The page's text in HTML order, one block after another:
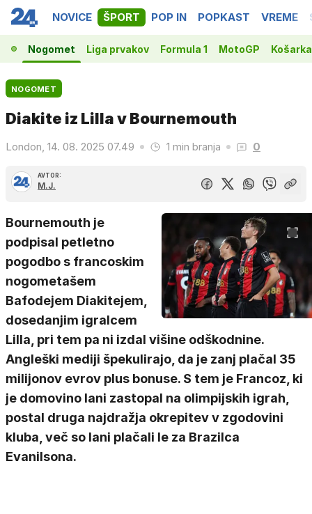
NOVICE ŠPORT POP IN POPKAST VREME
Nogomet Liga prvakov Formula 1 MotoGP Košarka
NOGOMET
Diakite iz Lilla v Bournemouth
London, 14. 08. 2025 07.49 1 min branja 0
AVTOR:
M.J.
Bournemouth je
podpisal petletno
pogodbo s francoskim
nogometašem
Bafodejem Diakitejem,
dosedanjim igralcem
Lilla, pri tem pa ni izdal višine odškodnine.
Angleški mediji špekulirajo, da je zanj plačal 35
milijonov evrov plus bonuse. S tem je Francoz, ki
je domovino lani zastopal na olimpijskih igrah,
postal druga najdražja okrepitev v zgodovini
kluba, več so lani plačali le za Brazilca
Evanilsona.